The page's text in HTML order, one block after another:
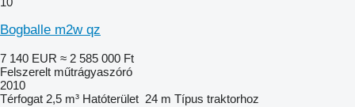
Bogballe m2w qz
7 140 EUR ≈ 2 585 000 Ft
Felszerelt műtrágyaszóró
2010
Térfogat 2,5 m³ Hatóterület 24 m Típus traktorhoz